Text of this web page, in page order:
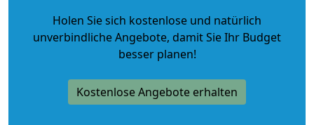
Holen Sie sich kostenlose und natürlich
unverbindliche Angebote, damit Sie Ihr Budget
besser planen!
Kostenlose Angebote erhalten